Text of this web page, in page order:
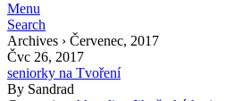
Menu
Search
Archives › Červenec, 2017
Čvc 26, 2017
seniorky na Tvoření
By Sandrad